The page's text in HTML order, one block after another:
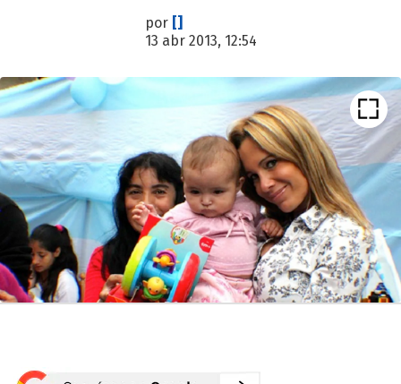
por []
13 abr 2013, 12:54